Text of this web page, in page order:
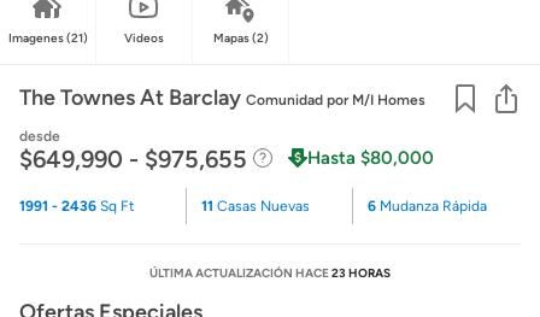
Imagenes(21) Videos Mapas(2)
The Townes At Barclay Comunidad por M/I Homes
desde
$649,990 - $975,655 Hasta $80,000
1991 - 2436 Sq Ft 11 Casas Nuevas 6 Mudanza Rápida
ÚLTIMA ACTUALIZACIÓN HACE23 HORAS